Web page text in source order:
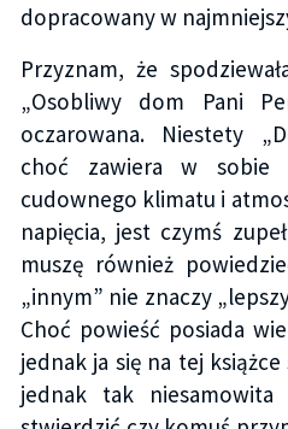
dopracowany w
Przyznam, że
„Osobliwy dom Pani
oczarowana. Niestety
choć zawiera w sobie
cudownego klimatu i
napięcia, jest czymś
muszę również
„innym” nie znaczy
Choć powieść posiada
jednak ja się na tej
jednak tak